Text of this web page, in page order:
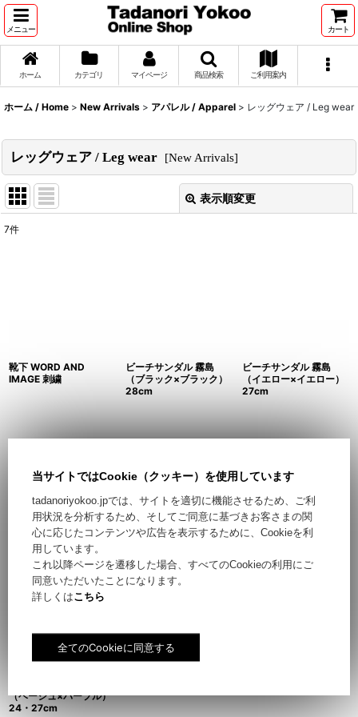
メニュー カート
ホーム カテゴリ マイページ 商品検索 ご利用案内
ホーム / Home > New Arrivals > アパレル / Apparel > レッグウェア / Leg wear
レッグウェア / Leg wear [New Arrivals]
表示順変更
7件
靴下 WORD AND
IMAGE 刺繍
ビーチサンダル 霧島
（ブラック×ブラック）
28cm
ビーチサンダル 霧島
（イエロー×イエロー）
27cm
ビーチサンダル 霧島
（オレンジ×ネイビー）
26cm
ビーチサンダル 霧島
（ホワイト×オレンジ）
ビーチサンダル 小豆島
24・27cm
（ベージュ×パープル）
24・27cm
当サイトではCookie（クッキー）を使用しています
tadanoriyokoo.jpでは、サイトを適切に機能させるため、ご利
用状況を分析するため、そしてご同意に基づきお客さまの関
心に応じたコンテンツや広告を表示するために、Cookieを利
用しています。
これ以降ページを遷移した場合、すべてのCookieの利用にご
同意いただいたことになります。
詳しくはこちら